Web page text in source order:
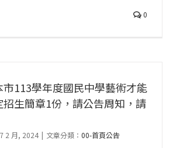
0
113學年度國民中學藝術才能
招生簡章1份，請公告周知，請
7 2 月, 2024 | 文章分類： 00-首頁公告